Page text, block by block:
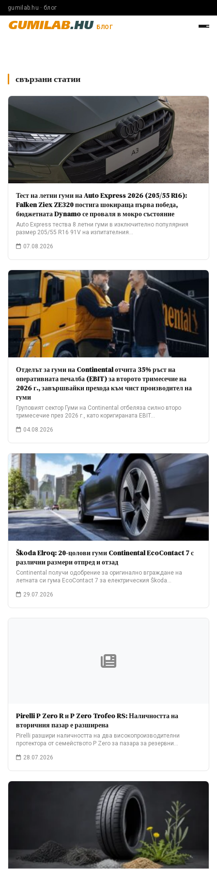
gumilab.hu · блог
GUMILAB.HU БЛОГ
свързани статии
Тест на летни гуми на Auto Express 2026 (205/55 R16):
Falken Ziex ZE320 постига шокираща първа победа,
бюджетната Dynamo се проваля в мокро състояние
Auto Express тества 8 летни гуми в изключително популярния
размер 205/55 R16 91V на изпитателния…
07.08.2026
Отделът за гуми на Continental отчита 35% ръст на
оперативната печалба (EBIT) за второто тримесечие на
2026 г., завършвайки прехода към чист производител на
гуми
Груповият сектор Гуми на Continental отбеляза силно второ
тримесечие през 2026 г., като коригираната EBIT…
04.08.2026
Škoda Elroq: 20-цолови гуми Continental EcoContact 7 с
различни размери отпред и отзад
Continental получи одобрение за оригинално вграждане на
летната си гума EcoContact 7 за електрическия Škoda…
29.07.2026
Pirelli P Zero R и P Zero Trofeo RS: Наличността на
вторичния пазар е разширена
Pirelli разшири наличността на два високопроизводителни
протектора от семейството P Zero за пазара за резервни…
28.07.2026